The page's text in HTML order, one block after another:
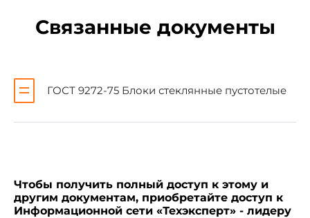
для кладки светопрозрачных не несущих
Связанные документы
ГОСТ 9272-75 Блоки стеклянные пустотелые
Чтобы получить полный доступ к этому и
другим документам, приобретайте доступ к
Информационной сети «Техэксперт» - лидеру